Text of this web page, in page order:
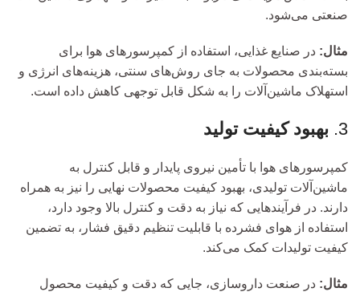
صنعتی می‌شود.
مثال: در صنایع غذایی، استفاده از کمپرسورهای هوا برای
بسته‌بندی محصولات به جای روش‌های سنتی، هزینه‌های انرژی و
استهلاک ماشین‌آلات را به شکل قابل توجهی کاهش داده است.
3. بهبود کیفیت تولید
کمپرسورهای هوا با تأمین نیروی پایدار و قابل کنترل به
ماشین‌آلات تولیدی، بهبود کیفیت محصولات نهایی را نیز به همراه
دارند. در فرآیندهایی که نیاز به دقت و کنترل بالا وجود دارد،
استفاده از هوای فشرده با قابلیت تنظیم دقیق فشار، به تضمین
کیفیت تولیدات کمک می‌کند.
مثال: در صنعت داروسازی، جایی که دقت و کیفیت محصول